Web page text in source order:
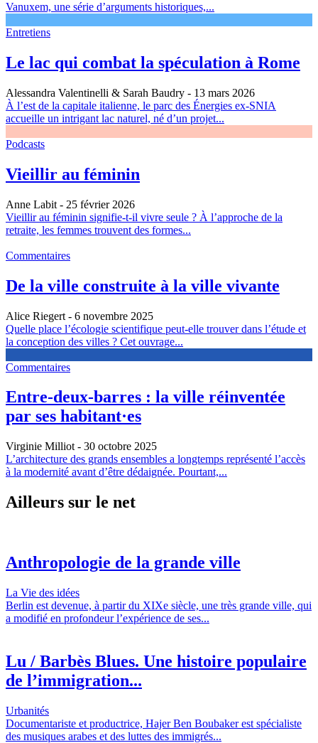
Vanuxem, une série d’arguments historiques,...
Entretiens
Le lac qui combat la spéculation à Rome
Alessandra Valentinelli & Sarah Baudry - 13 mars 2026
À l’est de la capitale italienne, le parc des Énergies ex-SNIA
accueille un intrigant lac naturel, né d’un projet...
Podcasts
Vieillir au féminin
Anne Labit - 25 février 2026
Vieillir au féminin signifie-t-il vivre seule ? À l’approche de la
retraite, les femmes trouvent des formes...
Commentaires
De la ville construite à la ville vivante
Alice Riegert - 6 novembre 2025
Quelle place l’écologie scientifique peut-elle trouver dans l’étude et
la conception des villes ? Cet ouvrage...
Commentaires
Entre-deux-barres : la ville réinventée
par ses habitant·es
Virginie Milliot - 30 octobre 2025
L’architecture des grands ensembles a longtemps représenté l’accès
à la modernité avant d’être dédaignée. Pourtant,...
Ailleurs sur le net
Anthropologie de la grande ville
La Vie des idées
Berlin est devenue, à partir du XIXe siècle, une très grande ville, qui
a modifié en profondeur l’expérience de ses...
Lu / Barbès Blues. Une histoire populaire
de l’immigration...
Urbanités
Documentariste et productrice, Hajer Ben Boubaker est spécialiste
des musiques arabes et des luttes des immigrés...